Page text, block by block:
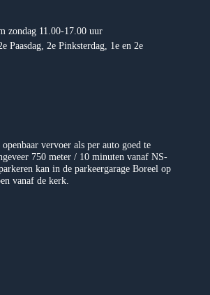
zondag 11.00-17.00 uur
Paasdag, 2e Pinksterdag, 1e en 2e
vervoer als per auto goed te
750 meter / 10 minuten vanaf NS-
kan in de parkeergarage Boreel op
vanaf de kerk.